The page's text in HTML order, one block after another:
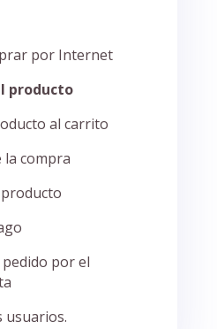
por Internet
producto
al carrito
la compra
por el
usuarios.